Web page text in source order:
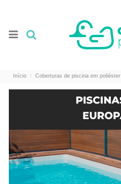
Início Coberturas de piscina em poliéster